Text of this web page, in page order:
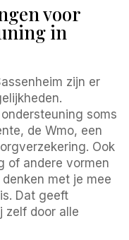
voor
in
zijn er
soms
de Wmo, een
Ook
of andere vormen
met je mee
Dat geeft
zelf door alle